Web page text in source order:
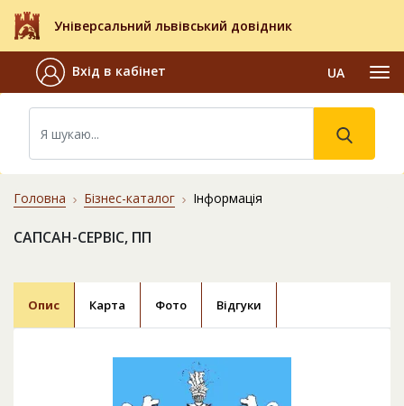
Універсальний львівський довідник
Вхід в кабінет UA
Головна Бізнес-каталог Інформація
САПСАН-СЕРВІС, ПП
Опис Карта Фото Відгуки